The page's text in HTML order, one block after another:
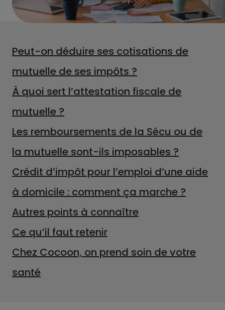
Peut-on déduire ses cotisations de
mutuelle de ses impôts ?
À quoi sert l’attestation fiscale de
mutuelle ?
Les remboursements de la Sécu ou de
la mutuelle sont-ils imposables ?
Crédit d’impôt pour l’emploi d’une aide
à domicile : comment ça marche ?
Autres points à connaître
Ce qu’il faut retenir
Chez Cocoon, on prend soin de votre
santé